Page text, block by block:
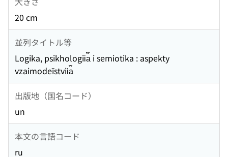
20 cm
並列タイトル等
Logika, psikhologii︠a︡ i semiotika : aspekty
vzaimodeĭstvii︠a︡
出版地（国名コード）
un
本文の言語コード
ru